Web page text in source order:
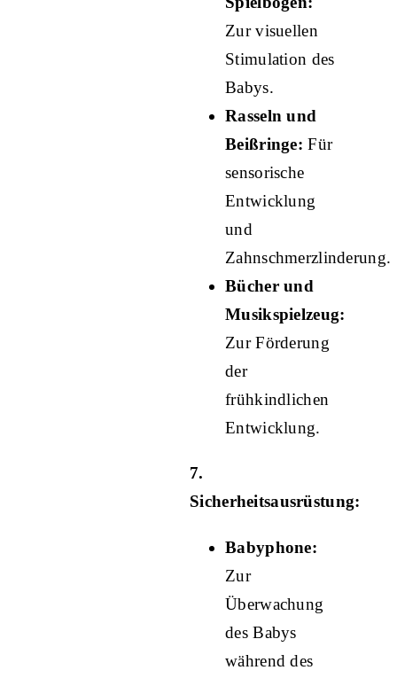
Zur visuellen
Stimulation des
Babys.
Rasseln und
Beißringe: Für
sensorische
Entwicklung
und
Zahnschmerzlinderung.
Bücher und
Musikspielzeug:
Zur Förderung
der
frühkindlichen
Entwicklung.
7.
Sicherheitsausrüstung:
Babyphone:
Zur
Überwachung
des Babys
während des